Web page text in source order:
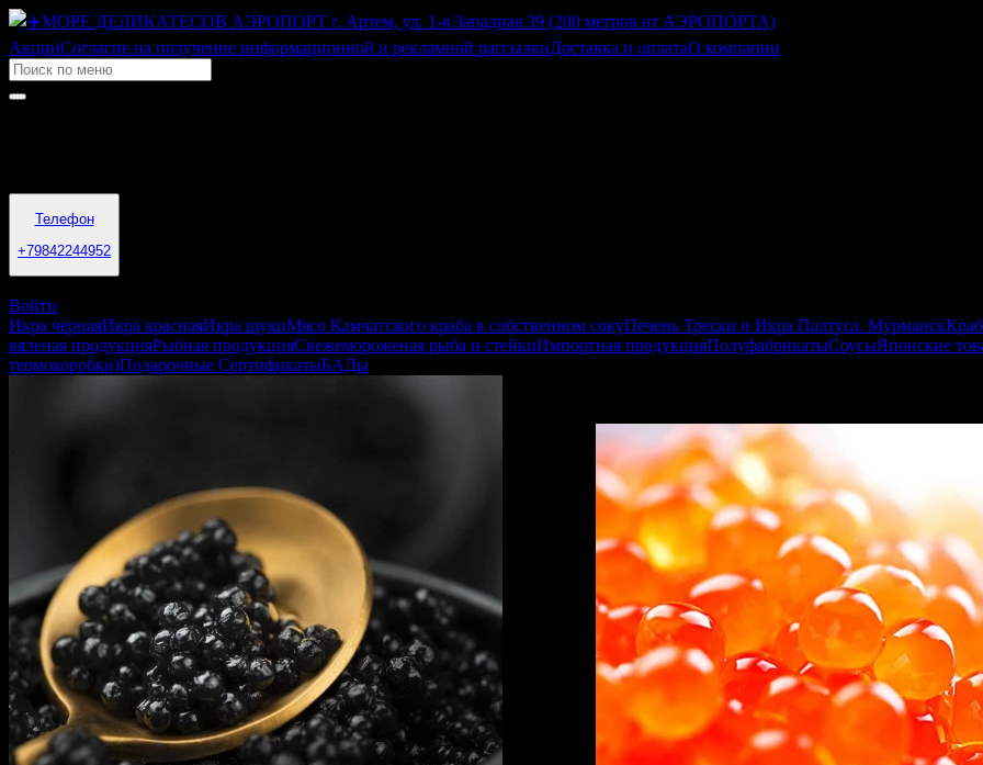
АкцииСогласие на получение информационной и рекламной рассылкиДоставка и оплатаО компании
Телефон
+79842244952
Войти
Икра чёрнаяИкра краснаяИкра щукиМясо Камчатского краба в собственном сокуПечень Трески и Икра Палтуса. МурманскКраб
вяленая продукцияРыбная продукцияСвежемороженая рыба и стейкиИмпортная продукцияПолуфабрикатыСоусыЯпонские
термокоробки)Подарочные СертификатыБАДы